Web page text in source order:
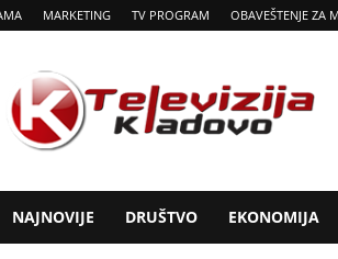
MARKETING TV PROGRAM OBAVEŠTENJE ZA
Tv
Kladovo
NAJNOVIJE DRUŠTVO EKONOMIJA